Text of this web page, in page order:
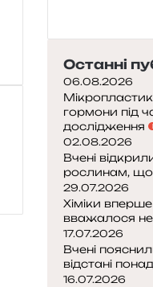
Останні
06.08.2026
гормони під
дослідження
02.08.2026
Вчені
рослинам, що
29.07.2026
Хіміки
вважалося
17.07.2026
Вчені
відстані
16.07.2026